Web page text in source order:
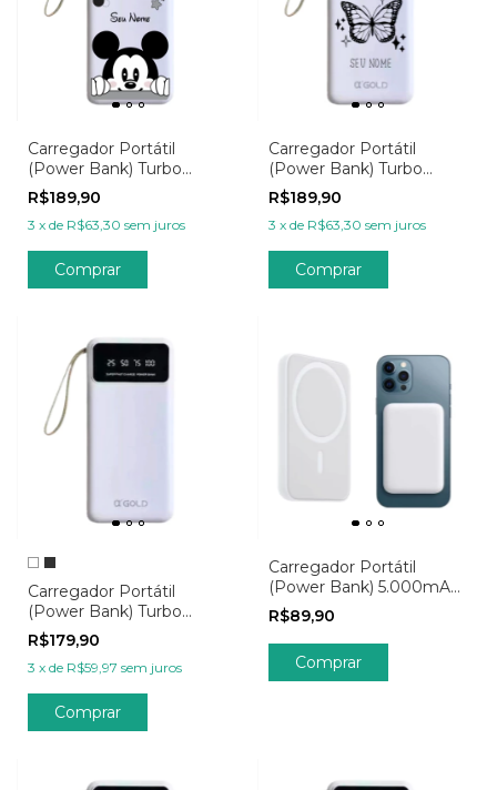
Carregador Portátil
(Power Bank) Turbo
20.000mAh
Personalizado - Wish
Hello Mickey Mouse
R$189,90
3 x de R$63,30 sem juros
Comprar
Carregador Portátil
(Power Bank) Turbo
20.000mAh
Personalizada -
Minimalista Butterfly
R$189,90
3 x de R$63,30 sem juros
Comprar
Carregador Portátil
(Power Bank) Turbo
20.000mAh - Clear
R$179,90
3 x de R$59,97 sem juros
Comprar
Carregador Portátil
(Power Bank) 5.000mAh
por Indução
R$89,90